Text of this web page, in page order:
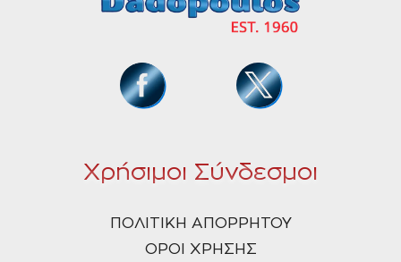
Χρήσιμοι Σύνδεσμοι
ΠΟΛΙΤΙΚΗ ΑΠΟΡΡΗΤΟΥ
ΟΡΟΙ ΧΡΗΣΗΣ